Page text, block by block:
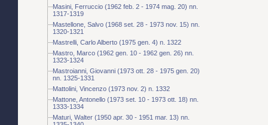
Masini, Ferruccio (1962 feb. 2 - 1974 mag. 20) nn.
1317-1319
Mastellone, Salvo (1968 set. 28 - 1973 nov. 15) nn.
1320-1321
Mastrelli, Carlo Alberto (1975 gen. 4) n. 1322
Mastro, Marco (1962 gen. 10 - 1962 gen. 26) nn.
1323-1324
Mastroianni, Giovanni (1973 ott. 28 - 1975 gen. 20)
nn. 1325-1331
Mattolini, Vincenzo (1973 nov. 2) n. 1332
Mattone, Antonello (1973 set. 10 - 1973 ott. 18) nn.
1333-1334
Maturi, Walter (1950 apr. 30 - 1951 mar. 13) nn.